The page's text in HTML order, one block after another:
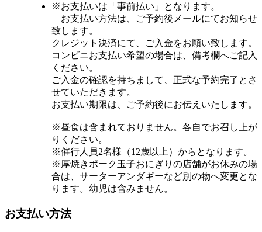
※お支払いは「事前払い」となります。
お支払い方法は、ご予約後メールにてお知らせ
致します。
クレジット決済にて、ご入金をお願い致します。
コンビニお支払い希望の場合は、備考欄へご記入
ください。
ご入金の確認を持ちまして、正式な予約完了とさ
せていただきます。
お支払い期限は、ご予約後にお伝えいたします。
※昼食は含まれておりません。各自でお召し上が
りください。
※催行人員2名様（12歳以上）からとなります。
※厚焼きポーク玉子おにぎりの店舗がお休みの場
合は、サーターアンダギーなど別の物へ変更とな
ります。幼児は含みません。
お支払い方法